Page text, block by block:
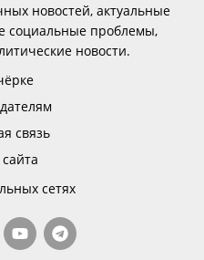
новостей, актуальные
социальные проблемы,
новости.
связь
сетях